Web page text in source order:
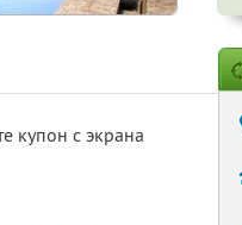
купон с экрана